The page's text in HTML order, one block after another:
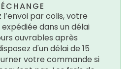
l’envoi par colis, votre
dans un délai
ouvrables après
d'un délai de 15
votre commande si